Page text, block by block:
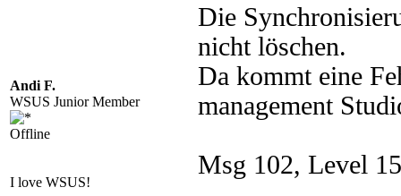
Andi F.
WSUS Junior Member
Offline
I love WSUS!
Die
nicht löschen.
Da kommt eine
management
Msg 102, Level